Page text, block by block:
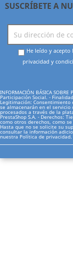
SUSCRÍBETE A
He leído y acepto
privacidad y
INFORMACIÓN BÁSICA
Participación Social. -
Legitimación:
se almacenarán en el
procesados a través de la
PrestaShop S.A. - Derechos:
como otros derechos, como
Hasta que no se solicite su
consultar la información
nuestra Política de privacidad.